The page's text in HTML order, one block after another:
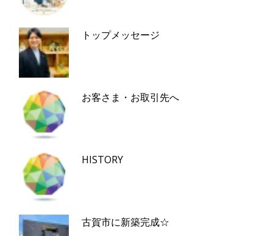
トップメッセージ
お客さま・お取引先へ
HISTORY
古賀市に新築完成☆